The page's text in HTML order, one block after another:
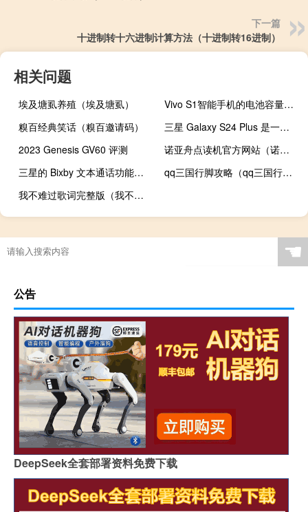
下一篇
十进制转十六进制计算方法（十进制转16进制）
相关问题
埃及塘虱养殖（埃及塘虱）
Vivo S1智能手机的电池容量为4500mAh
糗百经典笑话（糗百邀请码）
三星 Galaxy S24 Plus 是一款品质非常高的高端手机
2023 Genesis GV60 评测
诺亚舟点读机官方网站（诺亚舟学习机）
三星的 Bixby 文本通话功能使用 AI 生成的语音副本将文本转换为语音
qq三国行脚攻略（qq三国行馆有什么用）
我不难过歌词完整版（我不难过）
☚
公告
DeepSeek全套部署资料免费下载